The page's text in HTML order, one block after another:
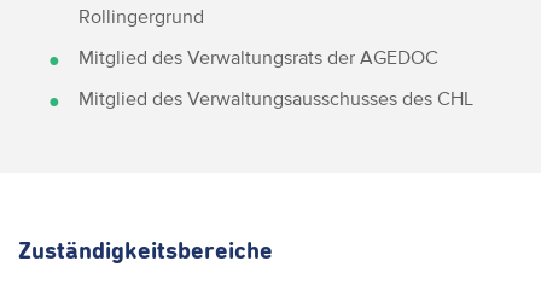
Rollingergrund
Mitglied des Verwaltungsrats der AGEDOC
Mitglied des Verwaltungsausschusses des CHL
Zuständigkeitsbereiche